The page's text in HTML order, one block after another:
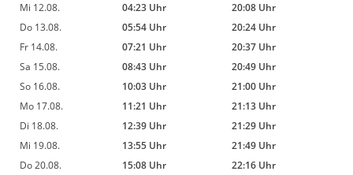
Mi 12.08.
04:23 Uhr
20:08 Uhr
Do 13.08.
05:54 Uhr
20:24 Uhr
Fr 14.08.
07:21 Uhr
20:37 Uhr
Sa 15.08.
08:43 Uhr
20:49 Uhr
So 16.08.
10:03 Uhr
21:00 Uhr
Mo 17.08.
11:21 Uhr
21:13 Uhr
Di 18.08.
12:39 Uhr
21:29 Uhr
Mi 19.08.
13:55 Uhr
21:49 Uhr
Do 20.08.
15:08 Uhr
22:16 Uhr